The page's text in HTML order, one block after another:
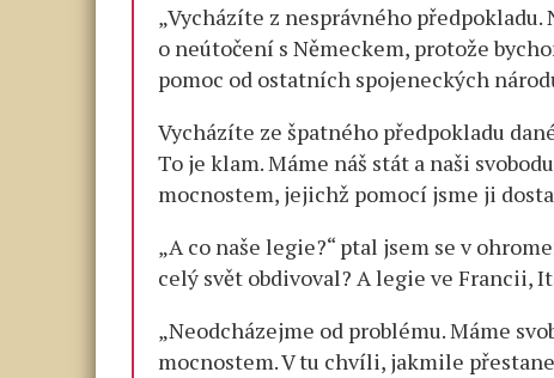
„Vycházíte z nesprávného
o neútočení s Německem, protože
pomoc od ostatních spojeneckých
Vycházíte ze špatného předpokladu
To je klam. Máme náš stát a naši
mocnostem, jejichž pomocí jsme ji
„A co naše legie?“ ptal jsem se v
celý svět obdivoval? A legie ve Francii,
„Neodcházejme od problému. Máme
mocnostem. V tu chvíli, jakmile